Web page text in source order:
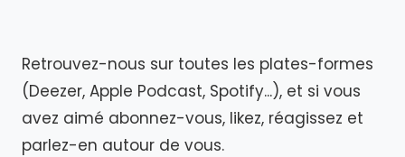
Retrouvez-nous sur toutes les plates-formes
(Deezer, Apple Podcast, Spotify...), et si vous
avez aimé abonnez-vous, likez, réagissez et
parlez-en autour de vous.